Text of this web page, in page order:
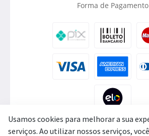
Forma de Pagamento